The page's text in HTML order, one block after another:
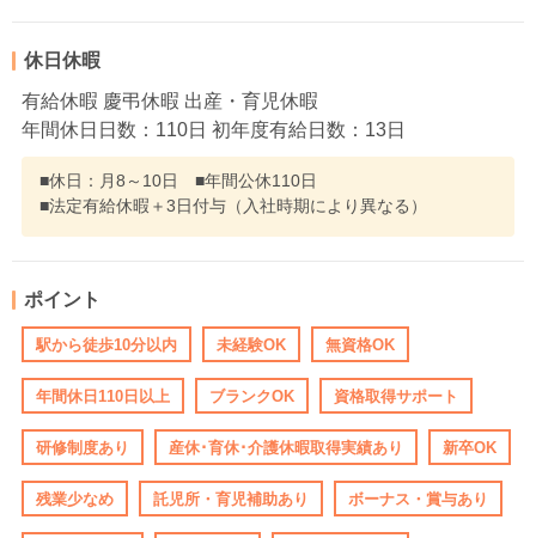
休日休暇
有給休暇 慶弔休暇 出産・育児休暇
年間休日日数：110日 初年度有給日数：13日
■休日：月8～10日 ■年間公休110日
■法定有給休暇＋3日付与（入社時期により異なる）
ポイント
駅から徒歩10分以内 未経験OK 無資格OK
年間休日110日以上 ブランクOK 資格取得サポート
研修制度あり 産休･育休･介護休暇取得実績あり 新卒OK
残業少なめ 託児所・育児補助あり ボーナス・賞与あり